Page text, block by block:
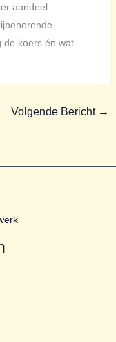
aandeel
de koers én wat
Volgende Bericht →